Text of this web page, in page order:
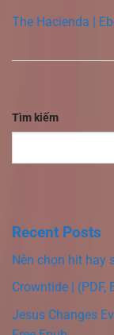
The Hacienda |
Tìm kiếm
Recent Posts
Nên chọn hit hay
Crowntide | (PDF,
Jesus Changes